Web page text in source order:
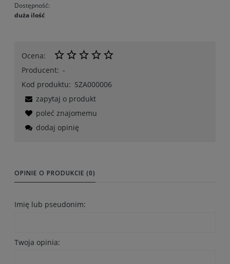
Dostępność:
duża ilość
Ocena:
Producent: -
Kod produktu: SZA000006
zapytaj o produkt
poleć znajomemu
dodaj opinię
OPINIE O PRODUKCIE (0)
Imię lub pseudonim:
Twoja opinia: